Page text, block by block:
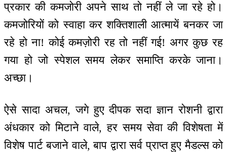
प्रकार की कमजोरी अपने साथ तो नहीं ले जा रहे हो।
कमजोरियों को स्वाहा कर शक्तिशाली आत्मायें बनकर जा
रहे हो ना! कोई कमज़ोरी रह तो नहीं गई! अगर कुछ रह
गया हो जो स्पेशल समय लेकर समाप्ति करके जाना।
अच्छा।
ऐसे सादा अचल, जगे हुए दीपक सदा ज्ञान रोशनी द्वारा
अंधकार को मिटाने वाले, हर समय सेवा की विशेषता में
विशेष पार्ट बजाने वाले, बाप द्वारा सर्व प्राप्त हुए मैडल्स को